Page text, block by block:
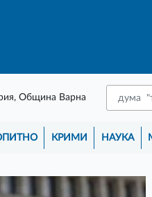
Община Варна
КРИМИ НАУКА